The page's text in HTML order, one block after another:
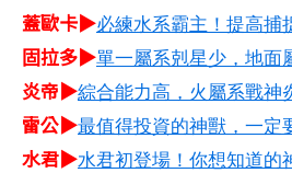
蓋歐卡▶必練水系霸主！提高捕
固拉多▶單一屬系剋星少，地面
炎帝▶綜合能力高，火屬系戰神
雷公▶最值得投資的神獸，一定
水君▶水君初登場！你想知道的